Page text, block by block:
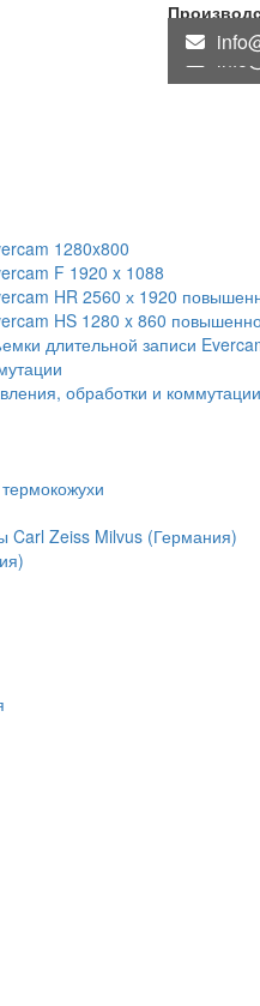
1280x800
F 1920 x 1088
HR 2560 х 1920
HS 1280 x 860
длительной записи
обработки и коммутации
Carl Zeiss Milvus (Германия)